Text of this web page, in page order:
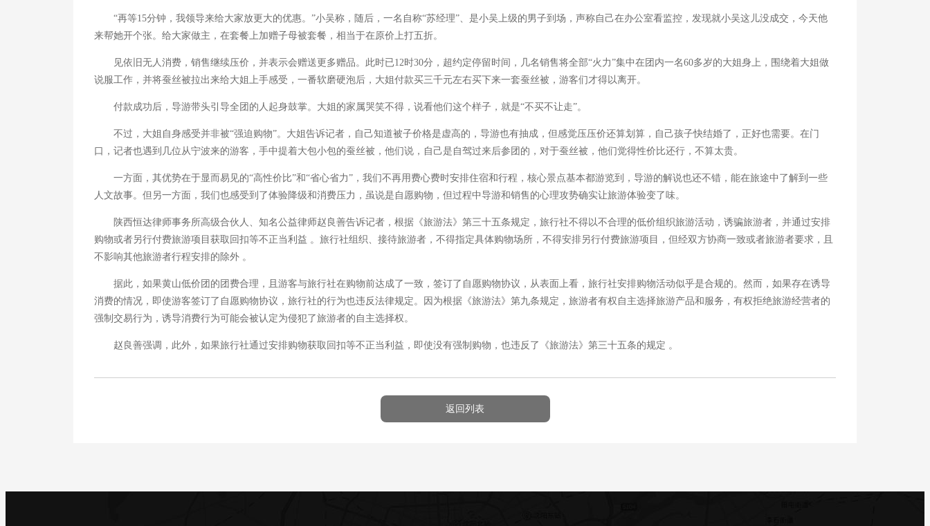
“再等15分钟，我领导来给大家放更大的优惠。”小吴称，随后，一名自称“苏经理”、是小吴上级的男子到场，声称自己在办公室看监控，发现就小吴这儿没成交，今天他
来帮她开个张。给大家做主，在套餐上加赠子母被套餐，相当于在原价上打五折。
见依旧无人消费，销售继续压价，并表示会赠送更多赠品。此时已12时30分，超约定停留时间，几名销售将全部“火力”集中在团内一名60多岁的大姐身上，围绕着大姐做
说服工作，并将蚕丝被拉出来给大姐上手感受，一番软磨硬泡后，大姐付款买三千元左右买下来一套蚕丝被，游客们才得以离开。
付款成功后，导游带头引导全团的人起身鼓掌。大姐的家属哭笑不得，说看他们这个样子，就是“不买不让走”。
不过，大姐自身感受并非被“强迫购物”。大姐告诉记者，自己知道被子价格是虚高的，导游也有抽成，但感觉压压价还算划算，自己孩子快结婚了，正好也需要。在门
口，记者也遇到几位从宁波来的游客，手中提着大包小包的蚕丝被，他们说，自己是自驾过来后参团的，对于蚕丝被，他们觉得性价比还行，不算太贵。
一方面，其优势在于显而易见的“高性价比”和“省心省力”，我们不再用费心费时安排住宿和行程，核心景点基本都游览到，导游的解说也还不错，能在旅途中了解到一些
人文故事。但另一方面，我们也感受到了体验降级和消费压力，虽说是自愿购物，但过程中导游和销售的心理攻势确实让旅游体验变了味。
陕西恒达律师事务所高级合伙人、知名公益律师赵良善告诉记者，根据《旅游法》第三十五条规定，旅行社不得以不合理的低价组织旅游活动，诱骗旅游者，并通过安排
购物或者另行付费旅游项目获取回扣等不正当利益 。旅行社组织、接待旅游者，不得指定具体购物场所，不得安排另行付费旅游项目，但经双方协商一致或者旅游者要求，且
不影响其他旅游者行程安排的除外 。
据此，如果黄山低价团的团费合理，且游客与旅行社在购物前达成了一致，签订了自愿购物协议，从表面上看，旅行社安排购物活动似乎是合规的。然而，如果存在诱导
消费的情况，即使游客签订了自愿购物协议，旅行社的行为也违反法律规定。因为根据《旅游法》第九条规定，旅游者有权自主选择旅游产品和服务，有权拒绝旅游经营者的
强制交易行为，诱导消费行为可能会被认定为侵犯了旅游者的自主选择权。
赵良善强调，此外，如果旅行社通过安排购物获取回扣等不正当利益，即使没有强制购物，也违反了《旅游法》第三十五条的规定 。
返回列表